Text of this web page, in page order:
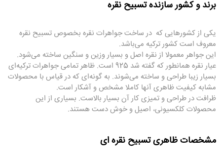
برند و کشور سازنده تسبیح نقره
یکی از کشورهایی که در ساخت جواهرات نقره بخصوص تسبیح نقره
معروف است کشور ترکیه می‌باشد.
این جواهر معمولا از نقره اصل و بسیار وزین و سنگین ساخته می‌شود.
عیار نقره همانطور که گفته شد 925 است. ظاهر تمامی جواهرات ترکیه‌ای
بسیار زیبا طراحی و ساخته می‌شوند. به گونه‌ای که در قیاس با محصولات
مشابه کیفیت ظاهری آنها کاملا مشخص و آشکار است.
ظرافت در طراحی و تمیزی کار آن بسیار بالاست. بسیاری از این
محصولات کلکسیونی، اصیل و خوش دست هستند.
مشخصات ظاهری تسبیح نقره ای